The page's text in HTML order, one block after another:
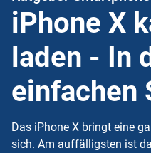
iPhone X
laden - In
einfachen
Das iPhone X bringt eine
sich. Am auffälligsten ist